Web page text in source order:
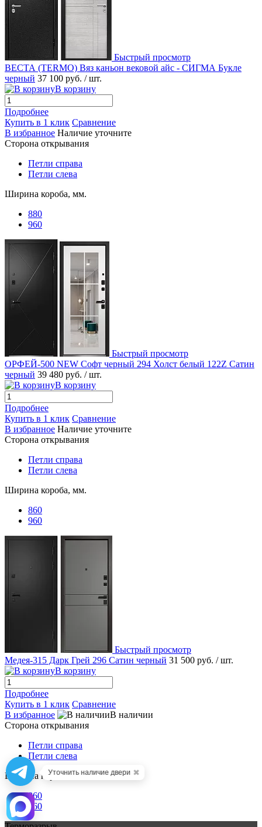
Быстрый просмотр
ВЕСТА (TERMO) Вяз каньон вековой айс - СИГМА Букле
черный 37 100 руб. / шт.
В корзину
Подробнее
Купить в 1 клик Сравнение
В избранное Наличие уточните
Сторона открывания
Петли справа
Петли слева
Ширина короба, мм.
880
960
Быстрый просмотр
ОРФЕЙ-500 NEW Софт черный 294 Холст белый 122Z Сатин
черный 39 480 руб. / шт.
В корзину
Подробнее
Купить в 1 клик Сравнение
В избранное Наличие уточните
Сторона открывания
Петли справа
Петли слева
Ширина короба, мм.
860
960
Быстрый просмотр
Медея-315 Дарк Грей 296 Сатин черный 31 500 руб. / шт.
В корзину
Подробнее
Купить в 1 клик Сравнение
В избранное
В наличии
Сторона открывания
Петли справа
Петли слева
Ширина короба, мм.
860
960
Уточнить наличие двери ✖